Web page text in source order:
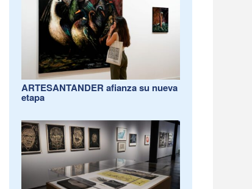
ARTESANTANDER afianza su nueva
etapa